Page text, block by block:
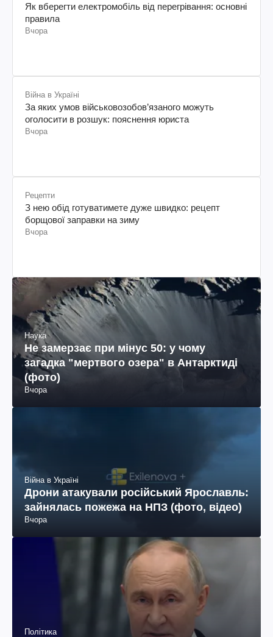
Як вберегти електромобіль від перегрівання: основні
правила
Вчора
Війна в Україні
За яких умов військовозобов’язаного можуть
оголосити в розшук: пояснення юриста
Вчора
Рецепти
З нею обід готуватимете дуже швидко: рецепт
борщової заправки на зиму
Вчора
Наука
Не замерзає при мінус 50: у чому
загадка "мертвого озера" в Антарктиді
(фото)
Вчора
Війна в Україні
Дрони атакували російський Ярославль:
зайнялась пожежа на НПЗ (фото, відео)
Вчора
Політика